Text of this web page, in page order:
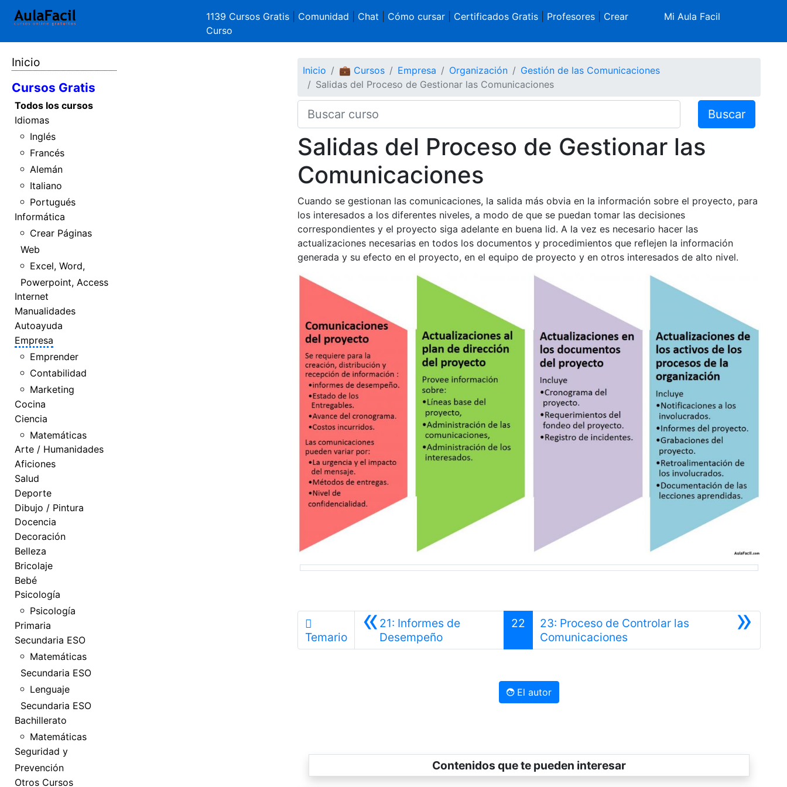
1139 Cursos Gratis Comunidad Chat Cómo cursar| Certificados Gratis| Profesores| Crear
Curso
Mi Aula Facil
Inicio
Cursos Gratis
Todos los cursos
Idiomas
Inglés
Francés
Alemán
Italiano
Portugués
Informática
Crear Páginas
Web
Excel, Word,
Powerpoint, Access
Internet
Manualidades
Autoayuda
Empresa
Emprender
Contabilidad
Marketing
Cocina
Ciencia
Matemáticas
Arte / Humanidades
Aficiones
Salud
Deporte
Dibujo / Pintura
Docencia
Decoración
Belleza
Bricolaje
Bebé
Psicología
Psicología
Primaria
Secundaria ESO
Matemáticas
Secundaria ESO
Lenguaje
Secundaria ESO
Bachillerato
Matemáticas
Seguridad y
Prevención
Otros Cursos
Inicio 💼 Cursos Empresa Organización
Gestión de las Comunicaciones
Salidas del Proceso de Gestionar las Comunicaciones
Buscar
Salidas del Proceso de Gestionar las
Comunicaciones
Cuando se gestionan las comunicaciones, la salida más obvia en la información sobre el proyecto, para
los interesados a los diferentes niveles, a modo de que se puedan tomar las decisiones
correspondientes y el proyecto siga adelante en buena lid. A la vez es necesario hacer las
actualizaciones necesarias en todos los documentos y procedimientos que reflejen la información
generada y su efecto en el proyecto, en el equipo de proyecto y en otros interesados de alto nivel.
Temario «21: Informes de
DesempeñoAnterior
22 »
23: Proceso de Controlar las
Comunicaciones
El autor
Contenidos que te pueden interesar